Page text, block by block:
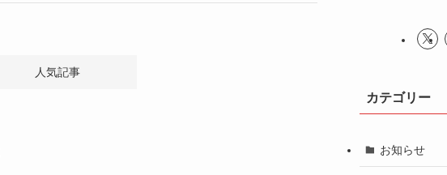
人気記事
カテゴリー
お知らせ